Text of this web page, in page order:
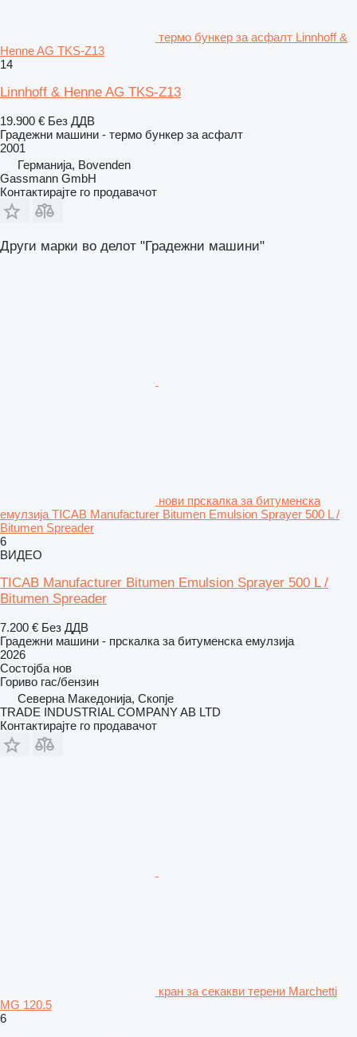
термо бункер за асфалт Linnhoff &
Henne AG TKS-Z13
14
Linnhoff & Henne AG TKS-Z13
19.900 € Без ДДВ
Градежни машини - термо бункер за асфалт
2001
Германија, Bovenden
Gassmann GmbH
Контактирајте го продавачот
Други марки во делот "Градежни машини"
нови прскалка за битуменска
емулзија TICAB Manufacturer Bitumen Emulsion Sprayer 500 L /
Bitumen Spreader
6
ВИДЕО
TICAB Manufacturer Bitumen Emulsion Sprayer 500 L /
Bitumen Spreader
7.200 € Без ДДВ
Градежни машини - прскалка за битуменска емулзија
2026
Состојба нов
Гориво гас/бензин
Северна Македонија, Скопје
TRADE INDUSTRIAL COMPANY AB LTD
Контактирајте го продавачот
кран за секакви терени Marchetti
MG 120.5
6